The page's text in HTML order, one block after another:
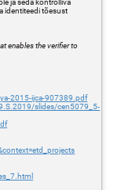
identiteedi tõesust
enables the verifier to
2015-ijca-907389.pdf
slides/cen5079_5-